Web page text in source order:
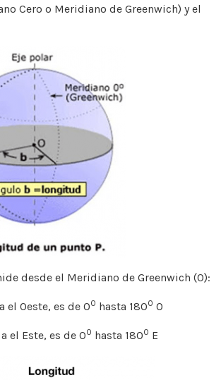
Cero o Meridiano de Greenwich) y el
desde el Meridiano de Greenwich (0):
Oeste, es de 00 hasta 1800 O
Este, es de 00 hasta 1800 E